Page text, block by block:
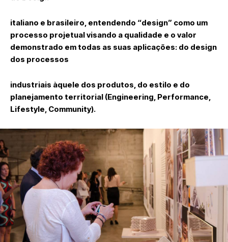
italiano e brasileiro, entendendo “design” como um
processo projetual visando a qualidade e o valor
demonstrado em todas as suas aplicações: do design
dos processos
industriais àquele dos produtos, do estilo e do
planejamento territorial (Engineering, Performance,
Lifestyle, Community).